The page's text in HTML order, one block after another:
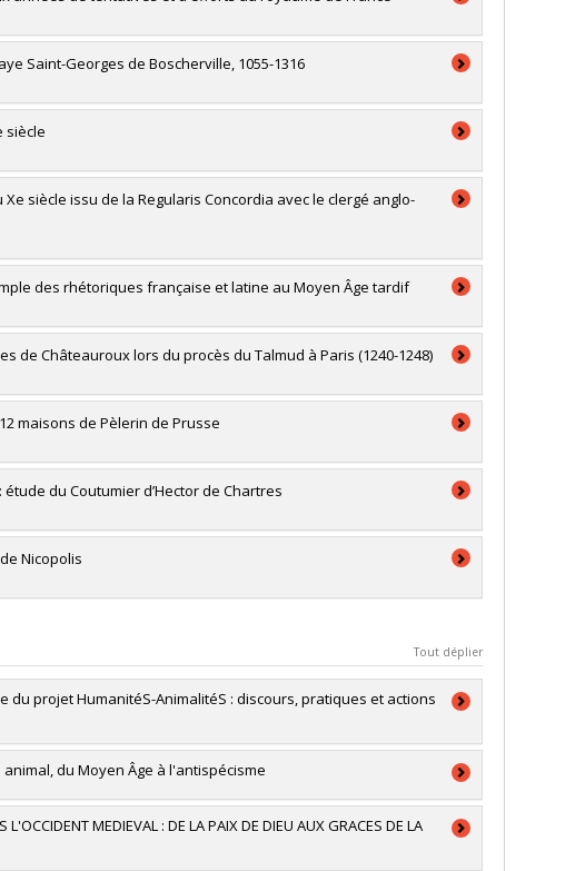
Saint-Georges de Boscherville, 1055-1316
siècle
siècle issu de la Regularis Concordia avec le clergé anglo-
des rhétoriques française et latine au Moyen Âge tardif
de Châteauroux lors du procès du Talmud à Paris (1240-1248)
maisons de Pèlerin de Prusse
du Coutumier d’Hector de Chartres
Nicopolis
Tout déplier
projet HumanitéS-AnimalitéS : discours, pratiques et actions
du Moyen Âge à l'antispécisme
MEDIEVAL : DE LA PAIX DE DIEU AUX GRACES DE LA